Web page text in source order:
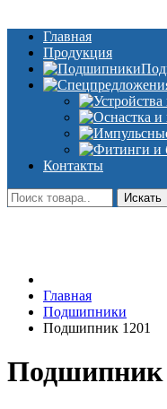
Главная
Продукция
Контакты
Фрязино, Антал+,
техника, сварочные
NTN, SKF, купить,
Главная
Подшипники
Подшипник 1201
Подшипник